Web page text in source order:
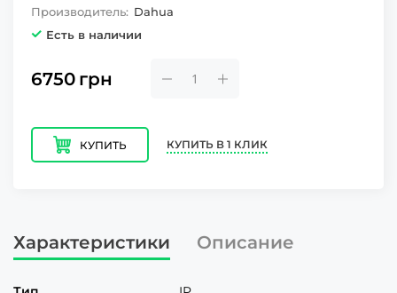
Производитель: Dahua
Есть в наличии
6750 грн
КУПИТЬ КУПИТЬ В 1 КЛИК
Характеристики Описание